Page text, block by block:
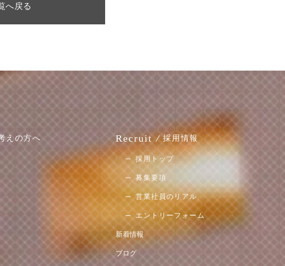
へ戻る
えの方へ Recruit 採用情報
採用トップ
募集要項
営業社員のリアル
エントリーフォーム
新着情報
ブログ